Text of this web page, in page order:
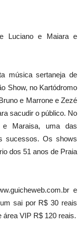
Luciano e Maiara e
música sertaneja de
Show, no Kartódromo
e Marrone e Zezé
sacudir o público. No
Maraisa, uma das
sucessos. Os shows
dos 51 anos de Praia
e
sai por R$ 30 reais
área VIP R$ 120 reais.